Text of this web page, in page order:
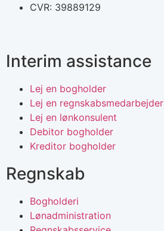
CVR: 39889129
Interim assistance
Lej en bogholder
Lej en regnskabsmedarbejder
Lej en lønkonsulent
Debitor bogholder
Kreditor bogholder
Regnskab
Bogholderi
Lønadministration